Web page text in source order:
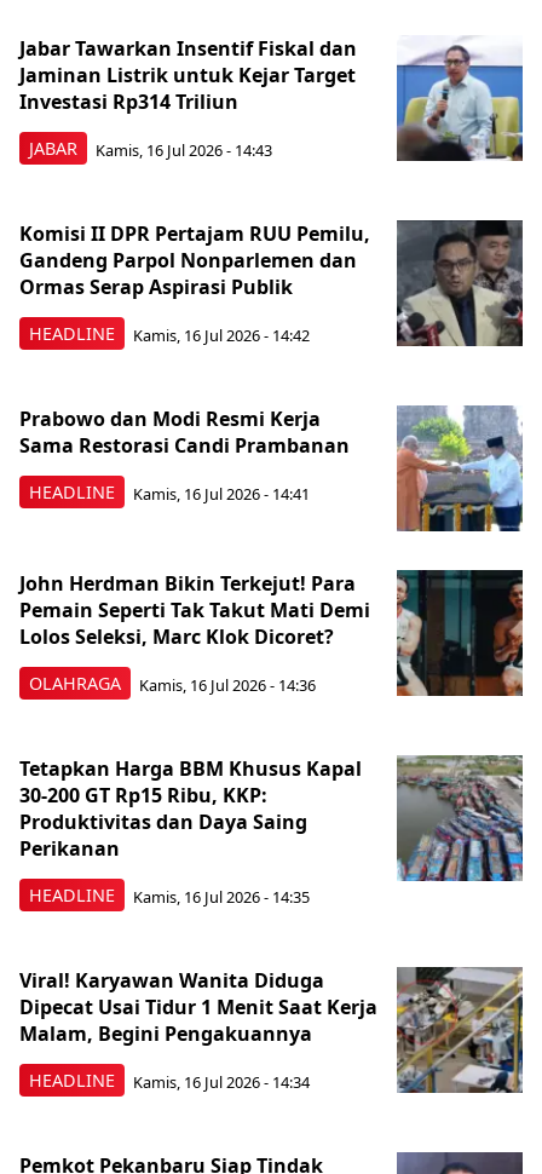
JABAR
Jabar Tawarkan Insentif Fiskal dan
Jaminan Listrik untuk Kejar Target
Investasi Rp314 Triliun
Kamis, 16 Jul 2026 - 14:43
HEADLINE
Komisi II DPR Pertajam RUU Pemilu,
Gandeng Parpol Nonparlemen dan
Ormas Serap Aspirasi Publik
Kamis, 16 Jul 2026 - 14:42
HEADLINE
Prabowo dan Modi Resmi Kerja
Sama Restorasi Candi Prambanan
Kamis, 16 Jul 2026 - 14:41
OLAHRAGA
John Herdman Bikin Terkejut! Para
Pemain Seperti Tak Takut Mati Demi
Lolos Seleksi, Marc Klok Dicoret?
Kamis, 16 Jul 2026 - 14:36
HEADLINE
Tetapkan Harga BBM Khusus Kapal
30-200 GT Rp15 Ribu, KKP:
Produktivitas dan Daya Saing
Perikanan
Kamis, 16 Jul 2026 - 14:35
HEADLINE
Viral! Karyawan Wanita Diduga
Dipecat Usai Tidur 1 Menit Saat Kerja
Malam, Begini Pengakuannya
Kamis, 16 Jul 2026 - 14:34
Pemkot Pekanbaru Siap Tindak